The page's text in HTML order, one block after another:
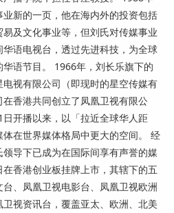
新的一页，他在海内外的投资包括
及文化事业等，但刘氏对传媒事业
语电视台，透过先进科技，为全球
语节目。 1966年，刘长乐旗下的
视有限公司（即现时的星空传媒有
香港共同创立了凤凰卫视有限公
开播以来，以「拉近全球华人距
在世界媒体格局中更大的空间。 经
导下已成为在国际间享有声誉的媒
香港创业板挂牌上市，其辖下的五
、凤凰卫视电影台、凤凰卫视欧洲
视资讯台，覆盖亚太、欧洲、北美